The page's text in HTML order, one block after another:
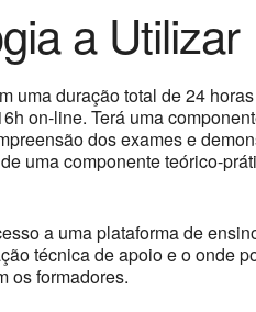
a Utilizar
uma duração total de 24
on-line. Terá uma
dos exames e
uma componente teórico-
a uma plataforma de
técnica de apoio e o onde
os formadores.